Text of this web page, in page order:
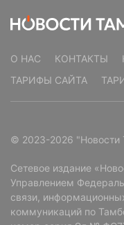
О НАС КОНТАКТЫ
ТАРИФЫ САЙТА
© 2023-2026 "Новости
Сетевое издание
Управлением
связи,
коммуникаций по